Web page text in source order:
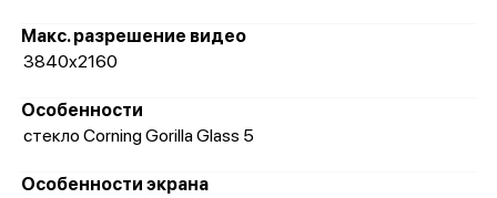
Макс. разрешение видео
3840x2160
Особенности
стекло Corning Gorilla Glass 5
Особенности экрана